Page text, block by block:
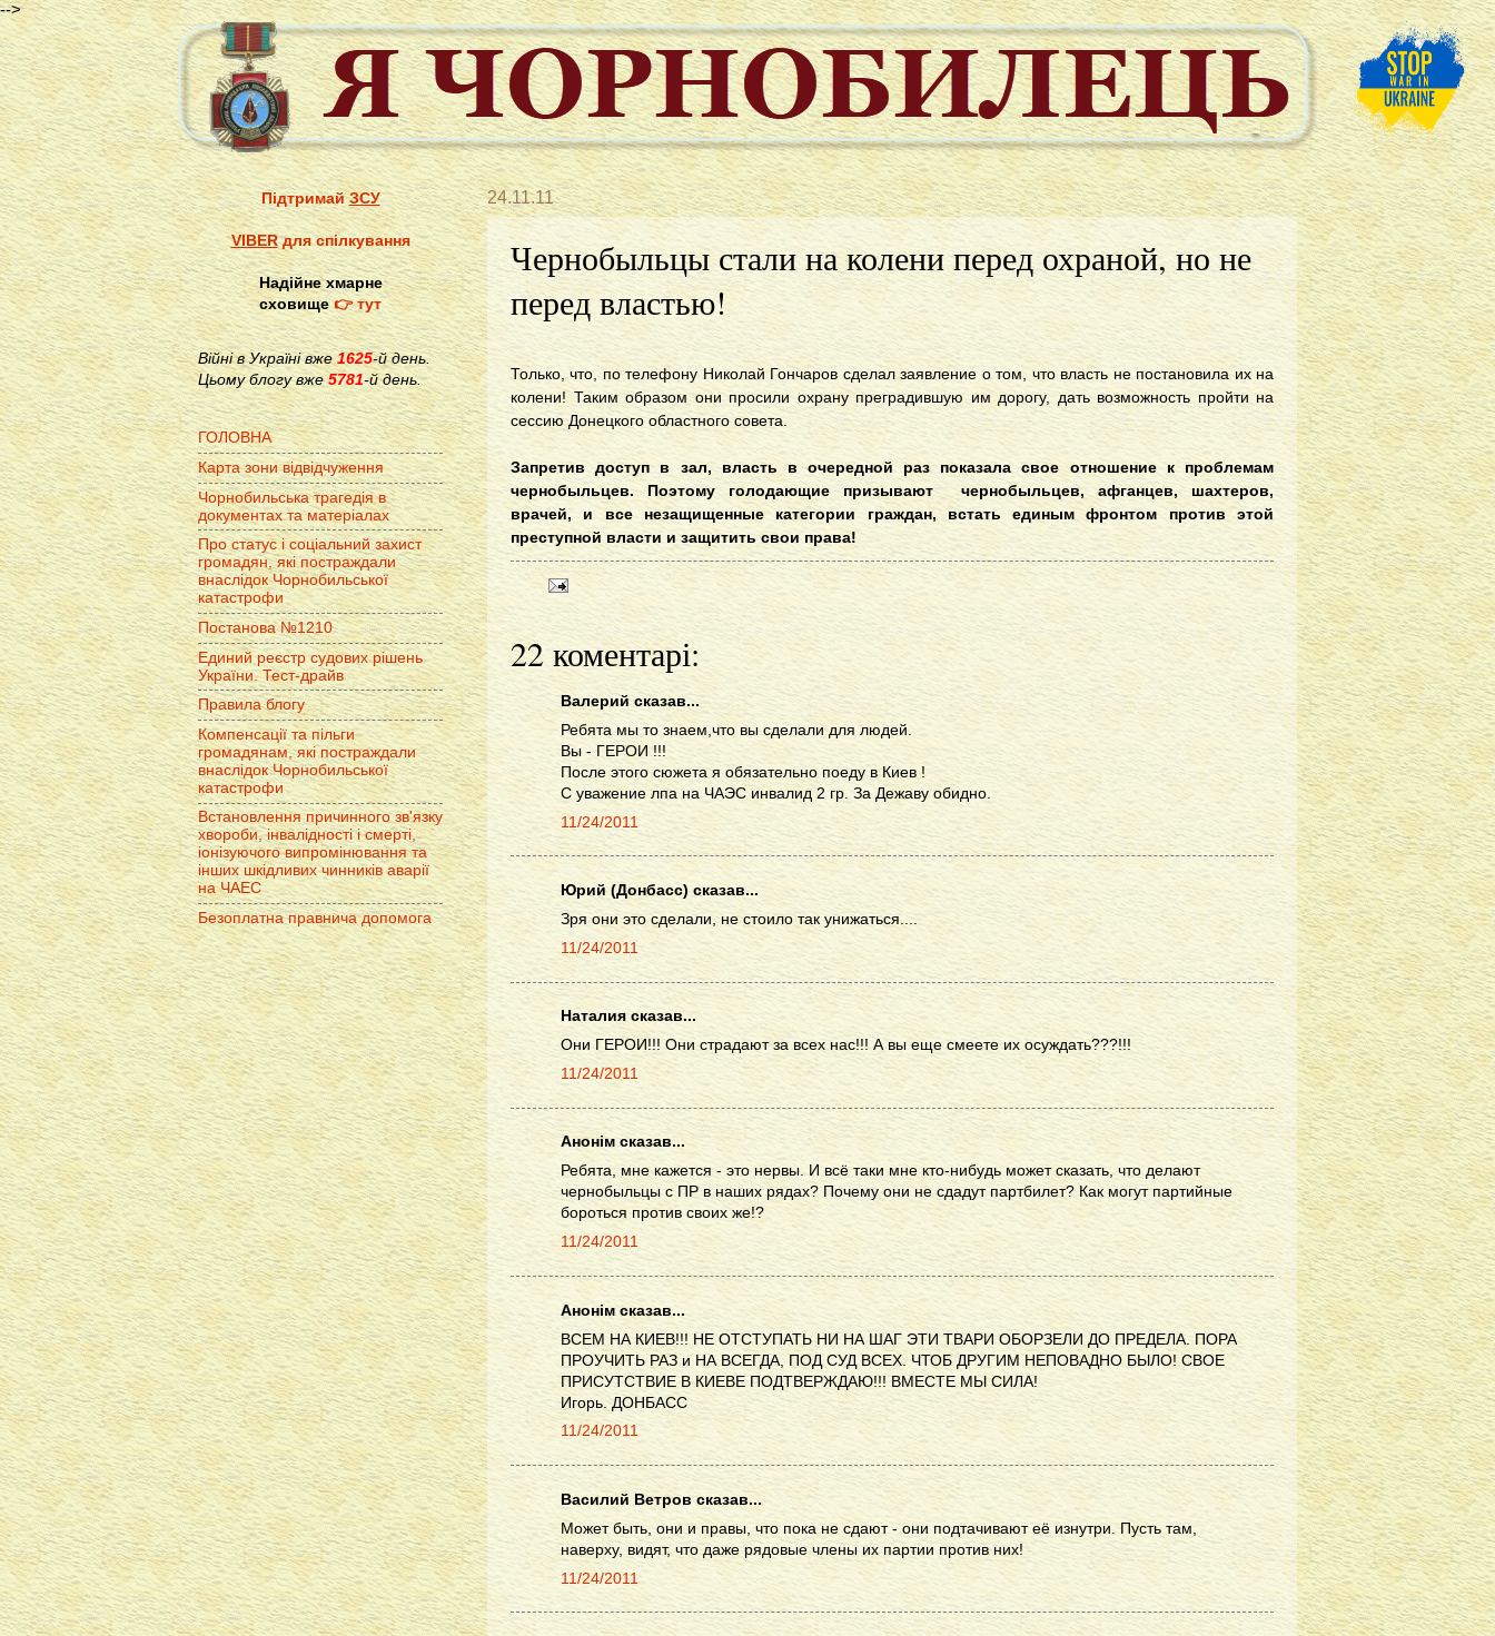
-->
24.11.11
Чернобыльцы стали на колени перед охраной, но не
перед властью!
Только, что, по телефону Николай Гончаров сделал заявление о том, что власть не постановила их на
колени! Таким образом они просили охрану преградившую им дорогу, дать возможность пройти на
сессию Донецкого областного совета.
Запретив доступ в зал, власть в очередной раз показала свое отношение к проблемам
чернобыльцев. Поэтому голодающие призывают чернобыльцев, афганцев, шахтеров,
врачей, и все незащищенные категории граждан, встать единым фронтом против этой
преступной власти и защитить свои права!
22 коментарі:
Валерий сказав...
Ребята мы то знаем,что вы сделали для людей.
Вы - ГЕРОИ !!!
После этого сюжета я обязательно поеду в Киев !
С уважение лпа на ЧАЭС инвалид 2 гр. За Дежаву обидно.
11/24/2011
Юрий (Донбасс) сказав...
Зря они это сделали, не стоило так унижаться....
11/24/2011
Наталия сказав...
Они ГЕРОИ!!! Они страдают за всех нас!!! А вы еще смеете их осуждать???!!!
11/24/2011
Анонім сказав...
Ребята, мне кажется - это нервы. И всё таки мне кто-нибудь может сказать, что делают
чернобыльцы с ПР в наших рядах? Почему они не сдадут партбилет? Как могут партийные
бороться против своих же!?
11/24/2011
Анонім сказав...
ВСЕМ НА КИЕВ!!! НЕ ОТСТУПАТЬ НИ НА ШАГ ЭТИ ТВАРИ ОБОРЗЕЛИ ДО ПРЕДЕЛА. ПОРА
ПРОУЧИТЬ РАЗ и НА ВСЕГДА, ПОД СУД ВСЕХ. ЧТОБ ДРУГИМ НЕПОВАДНО БЫЛО! СВОЕ
ПРИСУТСТВИЕ В КИЕВЕ ПОДТВЕРЖДАЮ!!! ВМЕСТЕ МЫ СИЛА!
Игорь. ДОНБАСС
11/24/2011
Василий Ветров сказав...
Может быть, они и правы, что пока не сдают - они подтачивают её изнутри. Пусть там,
наверху, видят, что даже рядовые члены их партии против них!
11/24/2011
ПідтримайЗСУ
VIBERдля спілкування
Надійне хмарне
сховище👉 тут
Війні в Україні вже1625-й день.
Цьому блогу вже 5781-й день.
ГОЛОВНА
Карта зони відвідчуження
Чорнобильська трагедія в
документах та матеріалах
Про статус і соціальний захист
громадян, які постраждали
внаслідок Чорнобильської
катастрофи
Постанова №1210
Единий реєстр судових рішень
України. Тест-драйв
Правила блогу
Компенсації та пільги
громадянам, які постраждали
внаслідок Чорнобильської
катастрофи
Встановлення причинного зв'язку
хвороби, інвалідності і смерті,
іонізуючого випромінювання та
інших шкідливих чинників аварії
на ЧАЕС
Безоплатна правнича допомога